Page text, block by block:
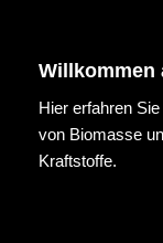
Willkommen
Hier erfahren
von Biomasse
Kraftstoffe.